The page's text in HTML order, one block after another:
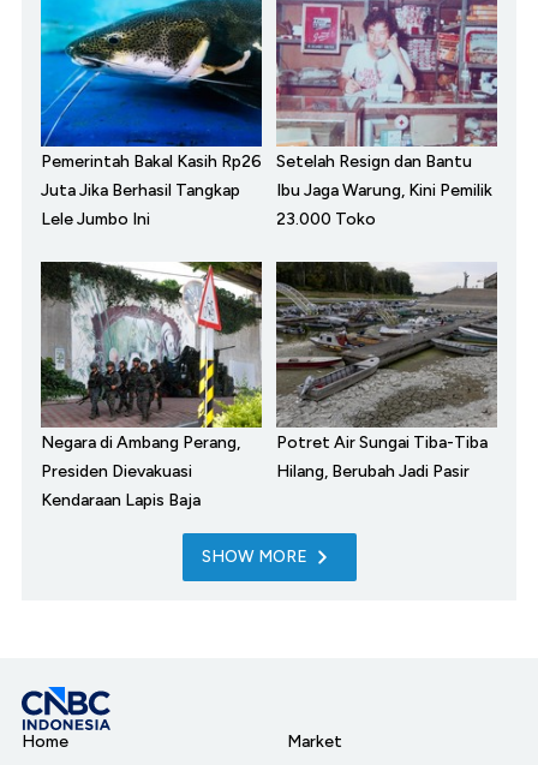
Pemerintah Bakal Kasih Rp26
Juta Jika Berhasil Tangkap
Lele Jumbo Ini
Setelah Resign dan Bantu
Ibu Jaga Warung, Kini Pemilik
23.000 Toko
Negara di Ambang Perang,
Presiden Dievakuasi
Kendaraan Lapis Baja
Potret Air Sungai Tiba-Tiba
Hilang, Berubah Jadi Pasir
SHOW MORE
Home
Market